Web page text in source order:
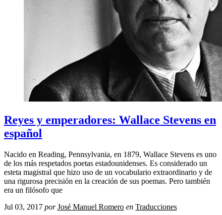
Reyes y emperadores: Wallace Stevens en
español
Nacido en Reading, Pennsylvania, en 1879, Wallace Stevens es uno
de los más respetados poetas estadounidenses. Es considerado un
esteta magistral que hizo uso de un vocabulario extraordinario y de
una rigurosa precisión en la creación de sus poemas. Pero también
era un filósofo que
Jul 03, 2017 por José Manuel Romero en Traducciones